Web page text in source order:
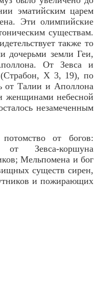
эматийским царем
Эти олимпийские
существам.
также то
дочерьми земли Геи,
От Зевса и
X 3, 19), по
от Талии и Аполлона
небесной
незамеченным
от богов:
Зевса-коршуна
Мельпомена и бог
существ сирен,
и пожирающих